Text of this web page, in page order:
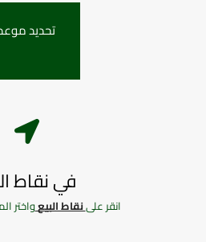
تحديد
في نقاط
انقر علىنقاط البيعواختر